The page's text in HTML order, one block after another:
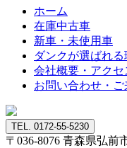
ホーム
在庫中古車
新車・未使用車
ダンクが選ばれる
会社概要・アクセ
お問い合わせ・ご
TEL. 0172-55-5230
〒036-8076 青森県弘前